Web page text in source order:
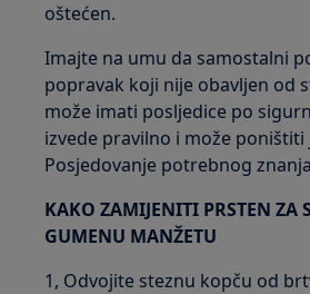
oštećen.
Imajte na umu da samostalni
popravak koji nije obavljen od
može imati posljedice po
izvede pravilno i može poništiti
Posjedovanje potrebnog
KAKO ZAMIJENITI PRSTEN ZA
GUMENU MANŽETU
1, Odvojite steznu kopču od